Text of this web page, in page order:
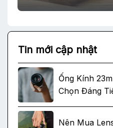
Tin mới cập nhật
Ống Kính
Chọn Đáng
Nên Mua